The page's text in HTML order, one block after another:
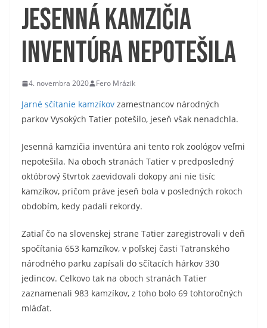
Jesenná kamzičia
inventúra nepotešila
4. novembra 2020 Fero Mrázik
Jarné sčítanie kamzíkov zamestnancov národných
parkov Vysokých Tatier potešilo, jeseň však nenadchla.
Jesenná kamzičia inventúra ani tento rok zoológov veľmi
nepotešila. Na oboch stranách Tatier v predposledný
októbrový štvrtok zaevidovali dokopy ani nie tisíc
kamzíkov, pričom práve jeseň bola v posledných rokoch
obdobím, kedy padali rekordy.
Zatiaľ čo na slovenskej strane Tatier zaregistrovali v deň
spočítania 653 kamzíkov, v poľskej časti Tatranského
národného parku zapísali do sčítacích hárkov 330
jedincov. Celkovo tak na oboch stranách Tatier
zaznamenali 983 kamzíkov, z toho bolo 69 tohtoročných
mláďat.